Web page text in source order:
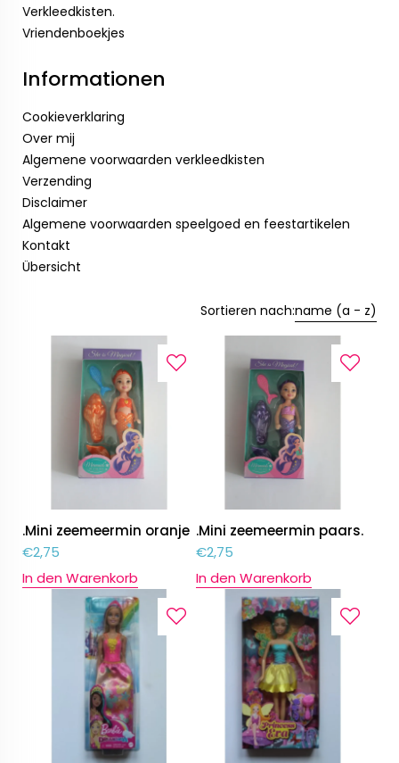
Verkleedkisten.
Vriendenboekjes
Informationen
Cookieverklaring
Over mij
Algemene voorwaarden verkleedkisten
Verzending
Disclaimer
Algemene voorwaarden speelgoed en feestartikelen
Kontakt
Übersicht
Sortieren nach:name (a - z)
.Mini zeemeermin oranje
€2,75
In den Warenkorb
.Mini zeemeermin paars.
€2,75
In den Warenkorb